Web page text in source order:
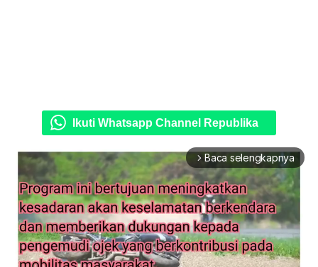
Ikuti Whatsapp Channel Republika
arrow_forward_ios Baca selengkapnya